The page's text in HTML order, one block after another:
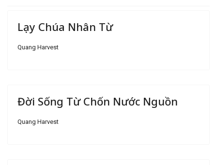
Lạy Chúa Nhân Từ
Quang Harvest
Đời Sống Từ Chốn Nước Nguồn
Quang Harvest